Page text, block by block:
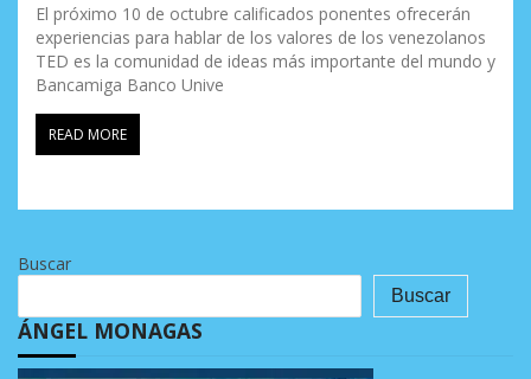
El próximo 10 de octubre calificados ponentes ofrecerán
experiencias para hablar de los valores de los venezolanos
TED es la comunidad de ideas más importante del mundo y
Bancamiga Banco Unive
READ MORE
Buscar
Buscar
ÁNGEL MONAGAS